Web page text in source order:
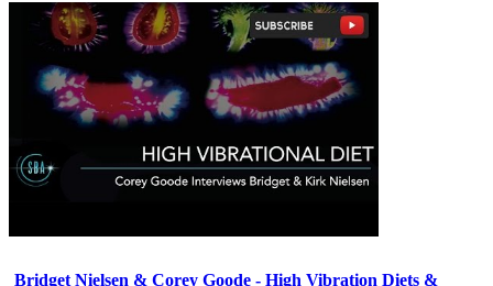
Bridget Nielsen & Corey Goode - High Vibration Diets &